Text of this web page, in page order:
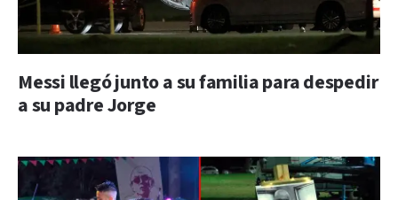
Messi llegó junto a su familia para despedir
a su padre Jorge